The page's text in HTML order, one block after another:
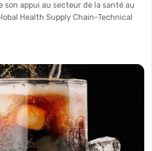
son appui au secteur de la santé au
Health Supply Chain-Technical